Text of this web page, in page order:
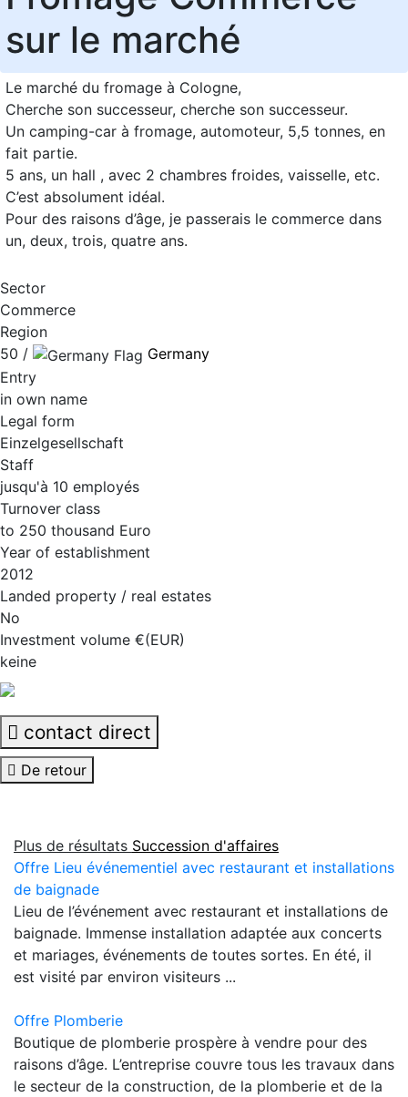
sur le marché
Le marché du fromage à Cologne,
Cherche son successeur, cherche son successeur.
Un camping-car à fromage, automoteur, 5,5 tonnes, en
fait partie.
5 ans, un hall , avec 2 chambres froides, vaisselle, etc.
C’est absolument idéal.
Pour des raisons d’âge, je passerais le commerce dans
un, deux, trois, quatre ans.
Sector
Commerce
Region
50 /
Germany
Entry
in own name
Legal form
Einzelgesellschaft
Staff
jusqu'à 10 employés
Turnover class
to 250 thousand Euro
Year of establishment
2012
Landed property / real estates
No
Investment volume €(EUR)
keine
contact direct
De retour
Plus de résultats Succession d'affaires
Offre Lieu événementiel avec restaurant et installations
de baignade
Lieu de l’événement avec restaurant et installations de
baignade. Immense installation adaptée aux concerts
et mariages, événements de toutes sortes. En été, il
est visité par environ visiteurs ...
Offre Plomberie
Boutique de plomberie prospère à vendre pour des
raisons d’âge. L’entreprise couvre tous les travaux dans
le secteur de la construction, de la plomberie et de la